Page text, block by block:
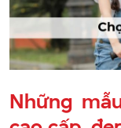
Những